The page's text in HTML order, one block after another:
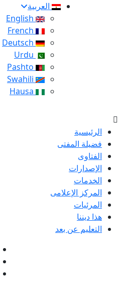
العربية
الرئيسية
فضيلة المفتى
الفتاوى
الإصدارات
الخدمات
المركز الإعلامى
المرئيات
هذا ديننا
التعليم عن بعد